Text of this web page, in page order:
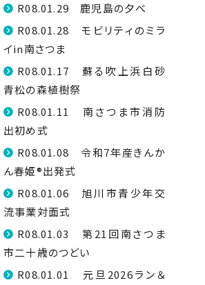
R08.01.29 鹿児島の夕べ
R08.01.28 モビリティのミラ
イin南さつま
R08.01.17 蘇る吹上浜白砂
青松の森植樹祭
R08.01.11 南さつま市消防
出初め式
R08.01.08 令和7年産きんか
ん春姫®出発式
R08.01.06 旭川市青少年交
流事業対面式
R08.01.03 第21回南さつま
市二十歳のつどい
R08.01.01 元旦2026ラン＆